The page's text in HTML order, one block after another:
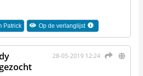
Patrick Op de verlanglijst
28-05-2019 12:24